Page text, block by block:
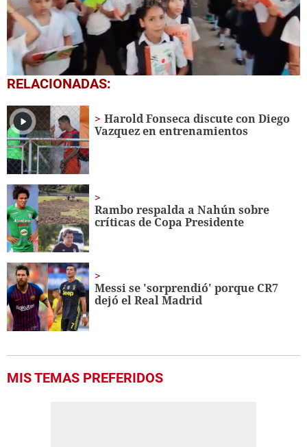
0
seconds
1
minute,
56
seconds
RELACIONADAS:
Harold Fonseca discute con Diego
Vazquez en entrenamientos
Rambo respalda a Nahún sobre
críticas de Copa Presidente
Messi se 'sorprendió' porque CR7
dejó el Real Madrid
MIS TEMAS PREFERIDOS